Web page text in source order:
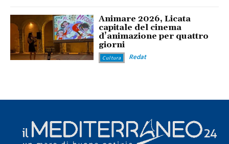
Animare 2026, Licata
capitale del cinema
d’animazione per quattro
giorni
Cultura Redat